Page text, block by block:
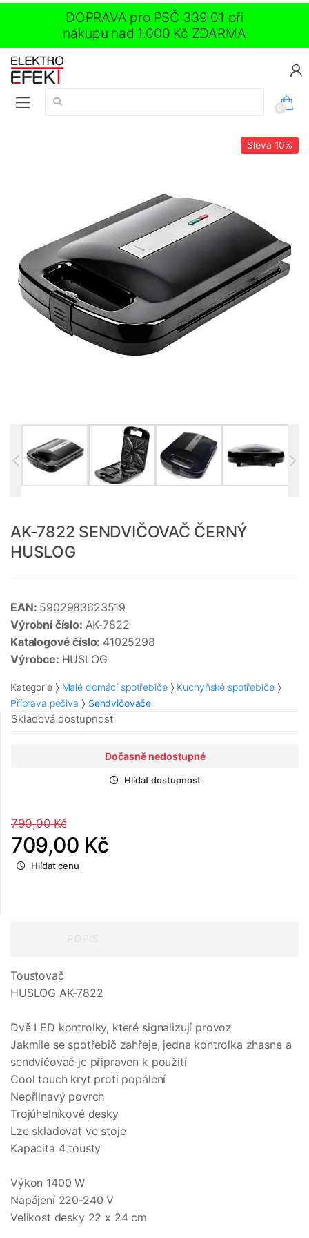
DOPRAVA pro PSČ 339 01 při
nákupu nad 1.000 Kč ZDARMA
Vyhledávání:
0
Sleva 10%
AK-7822 SENDVIČOVAČ ČERNÝ
HUSLOG
EAN: 5902983623519
Výrobní číslo: AK-7822
Katalogové číslo: 41025298
Výrobce: HUSLOG
Kategorie Malé domácí spotřebiče
Kuchyňské spotřebiče
Příprava pečiva
Sendvičovače
Skladová dostupnost
Dočasně nedostupné
Hlídat dostupnost
790,00 Kč
709,00 Kč
Hlídat cenu
Toustovač
HUSLOG AK-7822
Dvě LED kontrolky, které signalizují provoz
Jakmile se spotřebič zahřeje, jedna kontrolka zhasne a
sendvičovač je připraven k použití
Cool touch kryt proti popálení
Nepřilnavý povrch
Trojúhelníkové desky
Lze skladovat ve stoje
Kapacita 4 tousty
Výkon 1400 W
Napájení 220-240 V
Velikost desky 22 x 24 cm